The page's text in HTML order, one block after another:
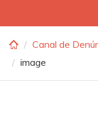
Canal de
image